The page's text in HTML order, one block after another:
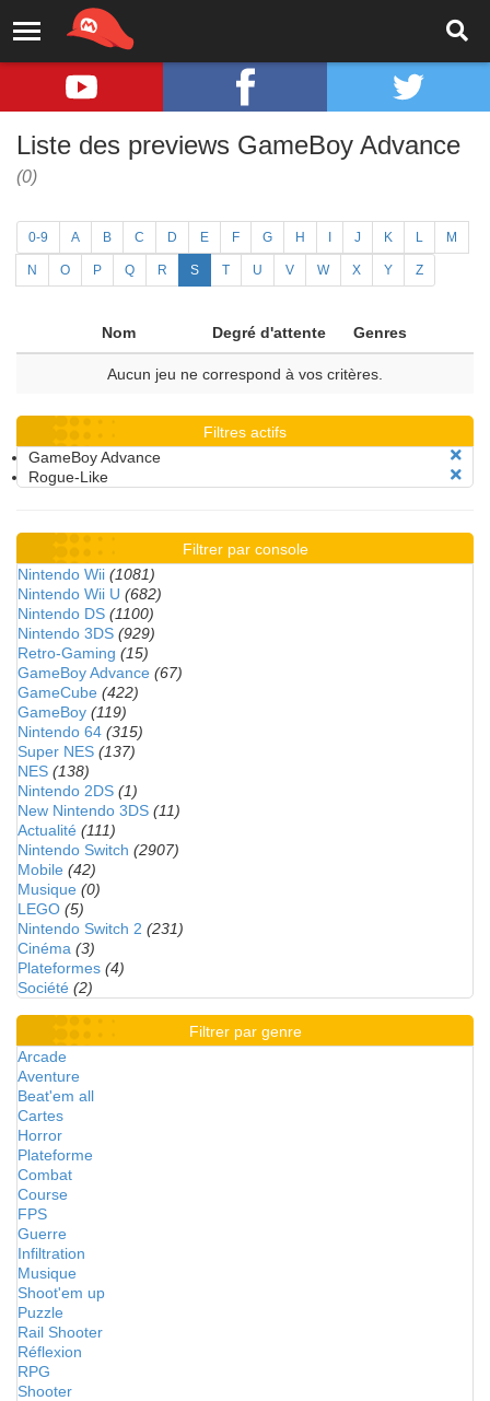
Liste des previews GameBoy Advance
(0)
0-9 A B C D E F G H J K L M
N O P Q R S T U V W X Y Z
Nom Degré d'attente Genres
Aucun jeu ne correspond à vos critères.
Filtres actifs
GameBoy Advance
Rogue-Like
Filtrer par console
Nintendo Wii (1081)
Nintendo Wii U (682)
Nintendo DS (1100)
Nintendo 3DS (929)
Retro-Gaming (15)
GameBoy Advance (67)
GameCube (422)
GameBoy (119)
Nintendo 64 (315)
Super NES (137)
NES (138)
Nintendo 2DS (1)
New Nintendo 3DS (11)
Actualité (111)
Nintendo Switch (2907)
Mobile (42)
Musique (0)
LEGO (5)
Nintendo Switch 2 (231)
Cinéma (3)
Plateformes (4)
Société (2)
Filtrer par genre
Arcade
Aventure
Beat'em all
Cartes
Horror
Plateforme
Combat
Course
FPS
Guerre
Infiltration
Musique
Shoot'em up
Puzzle
Rail Shooter
Réflexion
RPG
Shooter